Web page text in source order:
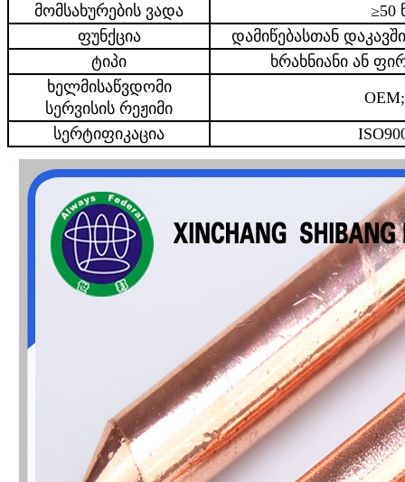
მომსახურების ვადა
≥50
ფუნქცია
დამიწებასთან
ტიპი
ხრახნიანი ან
ხელმისაწვდომი
სერვისის რეჟიმი
სერტიფიკაცია